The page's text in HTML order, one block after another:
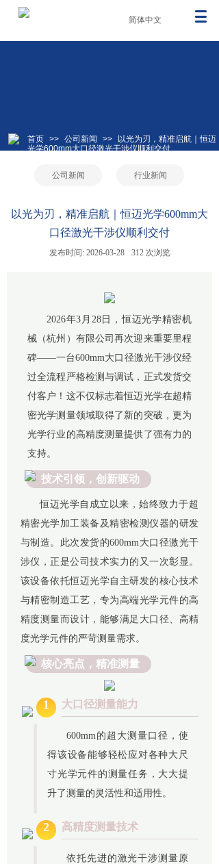
简体中文
首页 >> 公司新闻 >>
以光为刃，精准启航｜恒迈
光学600mm大口径激光干涉仪顺利交付
公司新闻 行业新闻
以光为刃，精准启航｜恒迈光学600mm大
口径激光干涉仪顺利交付
发布时间: 2026-03-28 312 次浏览
2026年3月28日，恒迈光学精密机
械（杭州）有限公司再次迎来重要里程
碑——一台600mm大口径激光干涉仪经
过全流程严格检测与调试，正式发货交
付客户！这不仅标志着恒迈光学在超精
密光学测量领域取得了新的突破，更为
光学行业的高精度测量提供了强有力的
支持。
技术引领，创新驱动
恒迈光学自成立以来，始终致力于超
精密光学加工装备及精密检测仪器的研发
与制造。此次发货的600mm大口径激光干
涉仪，正是公司技术实力的又一次彰显。
该设备依托恒迈光学自主研发的核心技术
与精密制造工艺，专为高端光学元件的高
精度测量而设计，能够满足大口径、高精
度光学元件的严苛测量需求。
核心亮点，精准测量
1 大口径测量能力
600mm的超大测量口径，使
得该设备能够轻松应对各种大尺
寸光学元件的测量任务，大大提
升了测量的灵活性和适用性。
2 高精度测量技术
依托先进的激光干涉测量原